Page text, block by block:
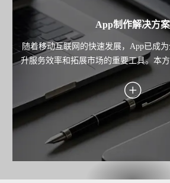
App制作解决方案
随着移动互联网的快速发展，App已成
升服务效率和拓展市场的重要工具。本
款高性能、用户体验优秀且功能完善的
景需求，助力企业实现用户增长、服务